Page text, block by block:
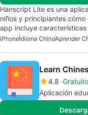
Hanscript Lite es una
niños y principiantes
app incluye
iPhoneIdioma ChinoAprender
Learn
4.8 Gratuito
Aplicación